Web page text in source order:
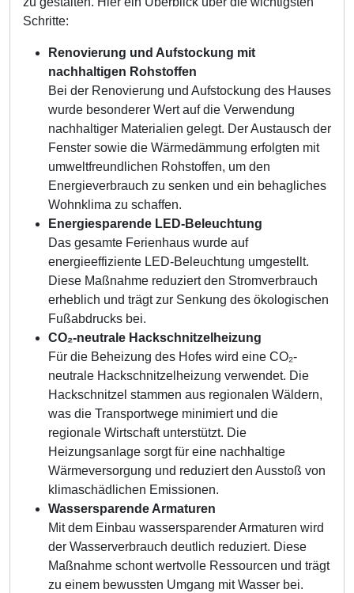
Schritte:
Renovierung und Aufstockung mit
nachhaltigen Rohstoffen
Bei der Renovierung und Aufstockung des Hauses
wurde besonderer Wert auf die Verwendung
nachhaltiger Materialien gelegt. Der Austausch der
Fenster sowie die Wärmedämmung erfolgten mit
umweltfreundlichen Rohstoffen, um den
Energieverbrauch zu senken und ein behagliches
Wohnklima zu schaffen.
Energiesparende LED-Beleuchtung
Das gesamte Ferienhaus wurde auf
energieeffiziente LED-Beleuchtung umgestellt.
Diese Maßnahme reduziert den Stromverbrauch
erheblich und trägt zur Senkung des ökologischen
Fußabdrucks bei.
CO₂-neutrale Hackschnitzelheizung
Für die Beheizung des Hofes wird eine CO₂-
neutrale Hackschnitzelheizung verwendet. Die
Hackschnitzel stammen aus regionalen Wäldern,
was die Transportwege minimiert und die
regionale Wirtschaft unterstützt. Die
Heizungsanlage sorgt für eine nachhaltige
Wärmeversorgung und reduziert den Ausstoß von
klimaschädlichen Emissionen.
Wassersparende Armaturen
Mit dem Einbau wassersparender Armaturen wird
der Wasserverbrauch deutlich reduziert. Diese
Maßnahme schont wertvolle Ressourcen und trägt
zu einem bewussten Umgang mit Wasser bei.